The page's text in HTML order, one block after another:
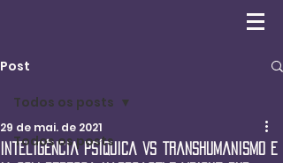
Post
Todos os posts
Todos os posts
Inteligência psíquica vs transhumanismo e
29 de mai. de 2021